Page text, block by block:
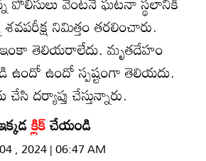
నిమిత్తం తరలించారు.
తెలియరాలేదు. మృతదేహం
ఉందో ఉందో స్పష్టంగా తెలియదు.
దర్యాప్తు చేస్తున్నారు.
క్లిక్చేయండి
, 2024 | 06:47 AM